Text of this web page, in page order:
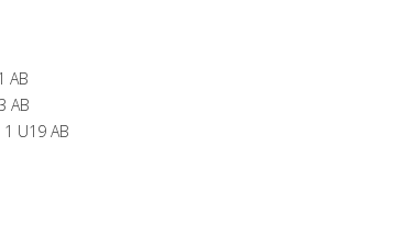
AB
AB
1 U19 AB